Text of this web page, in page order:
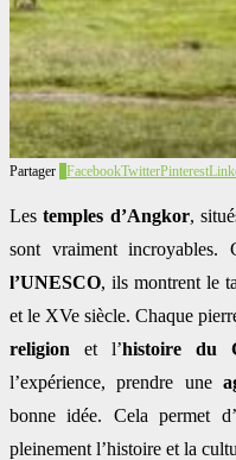
Partager FacebookTwitterPinterest
Lestemples d’Angkor,
sont vraiment incroyables.
l’UNESCO, ils montrent le
et le XVe siècle. Chaque
religion et l’histoire du
l’expérience, prendre une
bonne idée. Cela permet
pleinement l’histoire et la